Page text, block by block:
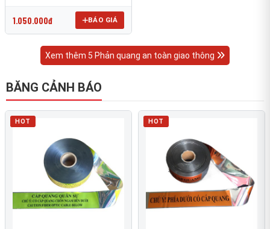
1.050.000đ BÁO GIÁ
Xem thêm 5 Phản quang an toàn giao thông
BĂNG CẢNH BÁO
HOT HOT